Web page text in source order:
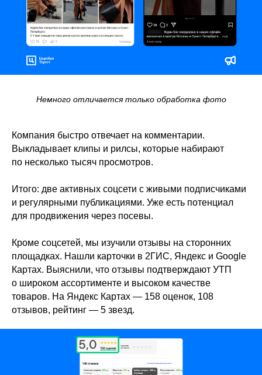
Немного отличается только обработка фото
Компания быстро отвечает на комментарии.
Выкладывает клипы и рилсы, которые набирают
по несколько тысяч просмотров.
Итого: две активных соцсети с живыми подписчиками
и регулярными публикациями. Уже есть потенциал
для продвижения через посевы.
Кроме соцсетей, мы изучили отзывы на сторонних
площадках. Нашли карточки в 2ГИС, Яндекс и Google
Картах. Выяснили, что отзывы подтверждают УТП
о широком ассортименте и высоком качестве
товаров. На Яндекс Картах — 158 оценок, 108
отзывов, рейтинг — 5 звезд.